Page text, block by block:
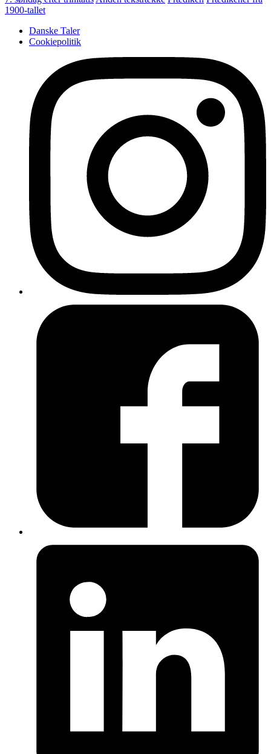
1900-tallet
Danske Taler
Cookiepolitik